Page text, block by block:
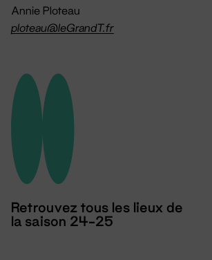
Annie Ploteau
ploteau@leGrandT.fr
Retrouvez tous les lieux de
la saison 24-25